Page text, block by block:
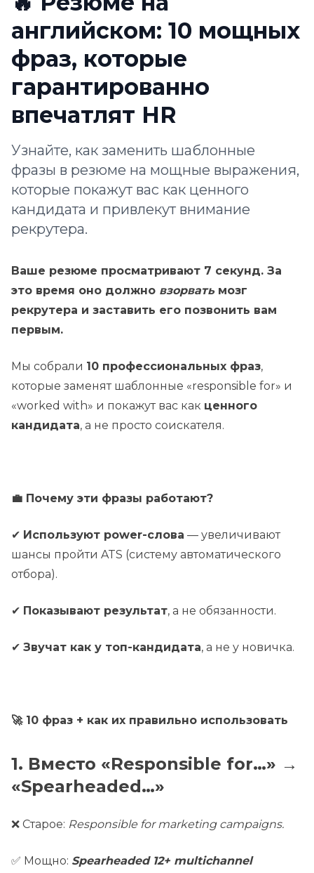
английском: 10 мощных
фраз, которые
гарантированно
впечатлят HR
Узнайте, как заменить шаблонные
фразы в резюме на мощные выражения,
которые покажут вас как ценного
кандидата и привлекут внимание
рекрутера.
Ваше резюме просматривают 7 секунд. За
это время оно должно взорватьмозг
рекрутера и заставить его позвонить вам
первым.
Мы собрали 10 профессиональных фраз,
которые заменят шаблонные «responsible for» и
«worked with» и покажут вас как ценного
кандидата, а не просто соискателя.
💼 Почему эти фразы работают?
✔ Используют power-слова — увеличивают
шансы пройти ATS (систему автоматического
отбора).
✔ Показывают результат, а не обязанности.
✔ Звучат как у топ-кандидата, а не у новичка.
🚀 10 фраз + как их правильно использовать
1. Вместо «Responsible for…» →
«Spearheaded…»
❌ Старое: Responsible for marketing campaigns.
✅ Мощно: Spearheaded 12+ multichannel